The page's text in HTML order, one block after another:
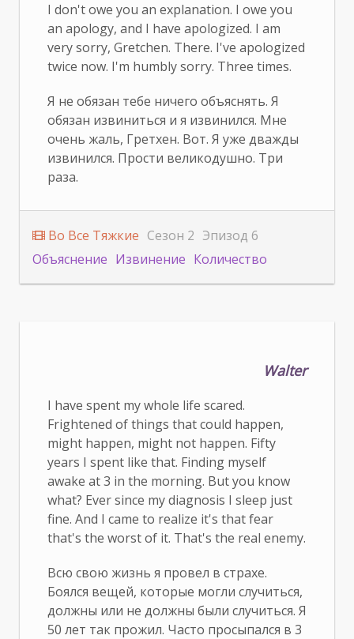
I don't owe you an explanation. I owe you
an apology, and I have apologized. I am
very sorry, Gretchen. There. I've apologized
twice now. I'm humbly sorry. Three times.
Я не обязан тебе ничего объяснять. Я
обязан извиниться и я извинился. Мне
очень жаль, Гретхен. Вот. Я уже дважды
извинился. Прости великодушно. Три
раза.
Во Все Тяжкие Сезон 2 Эпизод 6
Объяснение Извинение Количество
Walter
I have spent my whole life scared.
Frightened of things that could happen,
might happen, might not happen. Fifty
years I spent like that. Finding myself
awake at 3 in the morning. But you know
what? Ever since my diagnosis I sleep just
fine. And I came to realize it's that fear
that's the worst of it. That's the real enemy.
Всю свою жизнь я провел в страхе.
Боялся вещей, которые могли случиться,
должны или не должны были случиться. Я
50 лет так прожил. Часто просыпался в 3